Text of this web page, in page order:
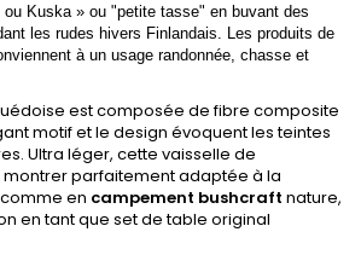
Kuska » ou "petite tasse" en buvant des
les rudes hivers Finlandais. Les produits de
à un usage randonnée, chasse et
est composée de fibre composite
motif et le design évoquent les teintes
Ultra léger, cette vaisselle de
parfaitement adaptée à la
en campement bushcraft nature,
en tant que set de table original